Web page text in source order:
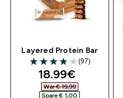
Layered Protein Bar
3.85 out of 5 stars
(97)
discounted price
18.99€‎
War € 19,99‎
Spare € 1,00‎